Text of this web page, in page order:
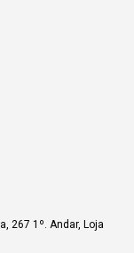
267 1º. Andar, Loja